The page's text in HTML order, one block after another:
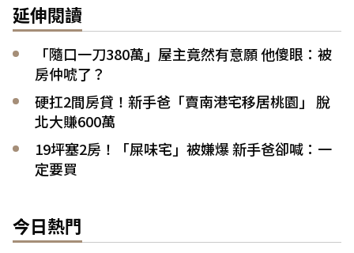
延伸閱讀
「隨口一刀380萬」屋主竟然有意願 他傻眼：被
房仲唬了？
硬扛2間房貸！新手爸「賣南港宅移居桃園」 脫
北大賺600萬
19坪塞2房！「屎味宅」被嫌爆 新手爸卻喊：一
定要買
今日熱門